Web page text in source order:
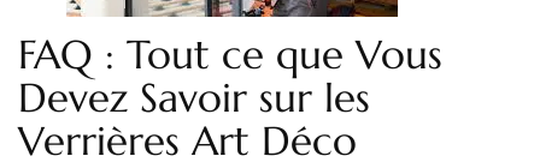
FAQ : Tout ce que Vous
Devez Savoir sur les
Verrières Art Déco